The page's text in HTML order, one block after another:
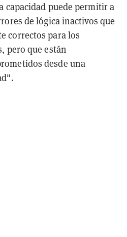
capacidad puede permitir a
de lógica inactivos que
correctos para los
pero que están
desde una